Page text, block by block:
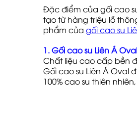
Đặc điểm của gối cao
tạo từ hàng triệu lỗ
phẩm của gối cao su
1. Gối cao su Liên Á Oval
Chất liệu cao cấp bền
Gối cao su Liên Á Oval
100% cao su thiên